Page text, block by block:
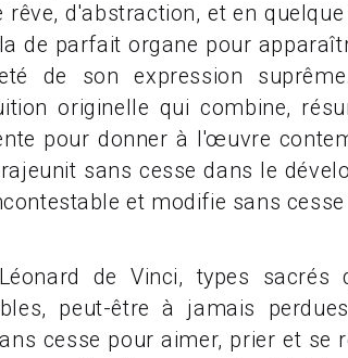
rêve, d'abstraction, et en
de parfait organe pour
de son expression
originelle qui combine,
pour donner à l'œuvre
sans cesse dans le
et modifie sans
de Vinci, types
peut-être à jamais
cesse pour aimer, prier et se